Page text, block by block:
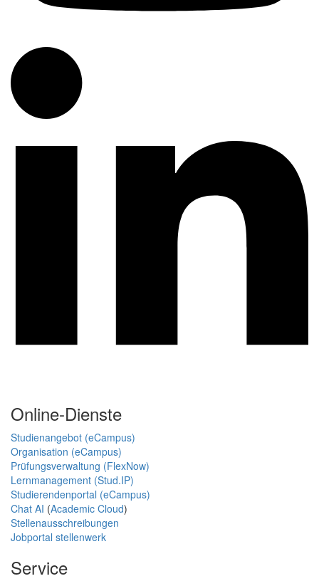
Online-Dienste
Studienangebot (eCampus)
Organisation (eCampus)
Prüfungsverwaltung (FlexNow)
Lernmanagement (Stud.IP)
Studierendenportal (eCampus)
Chat AI (Academic Cloud)
Stellenausschreibungen
Jobportal stellenwerk
Service